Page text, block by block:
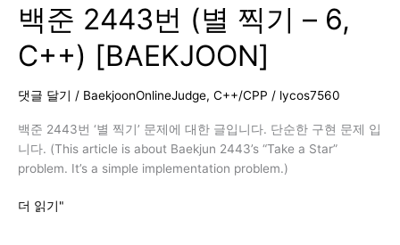
(아
름
다
운
수,
[BAEKJOON]
백준 2443번 (별 찍기 – 6,
C++) [BAEKJOON]
댓글 달기 / BaekjoonOnlineJudge, C++/CPP / lycos7560
백준 2443번 ‘별 찍기’ 문제에 대한 글입니다. 단순한 구현 문제 입
니다. (This article is about Baekjun 2443’s “Take a Star”
problem. It’s a simple implementation problem.)
백
더 읽기"